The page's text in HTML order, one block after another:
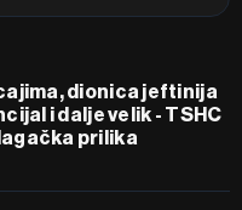
dionica jeftinija
i dalje velik - TSHC
prilika